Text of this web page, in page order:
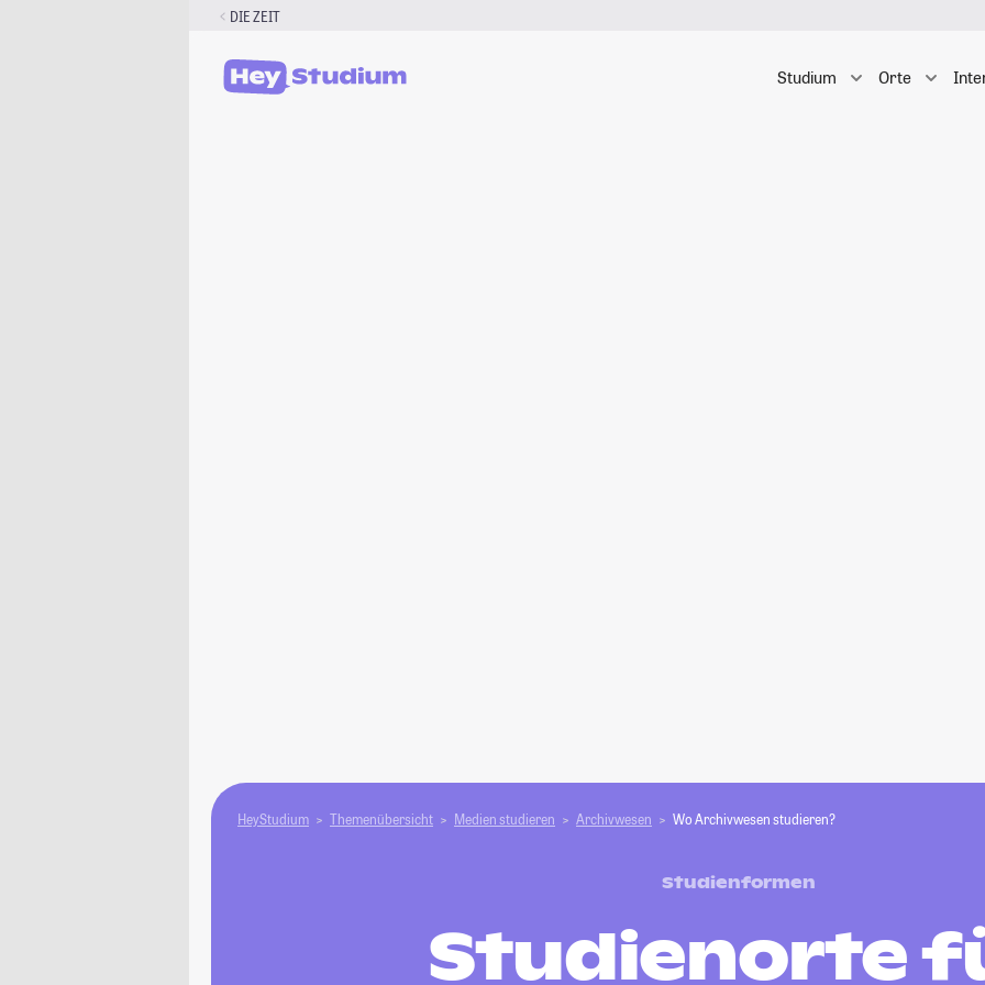
DIE ZEIT
Studium Orte
HeyStudium Themenübersicht Medien studieren Archivwesen Wo Archivwesen studieren?
Studienformen
Studienorte